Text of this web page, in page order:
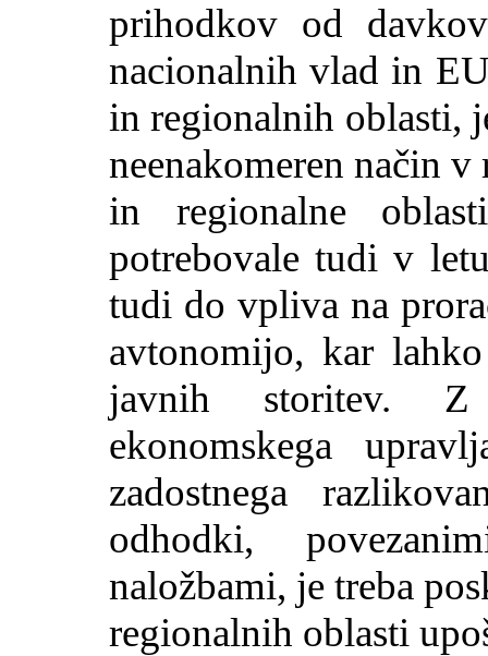
prihodkov od
nacionalnih vlad in
in regionalnih oblasti,
neenakomeren način
in regionalne
potrebovale tudi v
tudi do vpliva na
avtonomijo, kar
javnih storitev. Z
ekonomskega
zadostnega
odhodki,
naložbami, je treba
regionalnih oblasti